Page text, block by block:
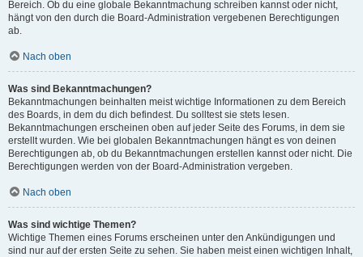
Bereich. Ob du eine globale Bekanntmachung schreiben kannst oder nicht,
hängt von den durch die Board-Administration vergebenen Berechtigungen
ab.
Nach oben
Was sind Bekanntmachungen?
Bekanntmachungen beinhalten meist wichtige Informationen zu dem Bereich
des Boards, in dem du dich befindest. Du solltest sie stets lesen.
Bekanntmachungen erscheinen oben auf jeder Seite des Forums, in dem sie
erstellt wurden. Wie bei globalen Bekanntmachungen hängt es von deinen
Berechtigungen ab, ob du Bekanntmachungen erstellen kannst oder nicht. Die
Berechtigungen werden von der Board-Administration vergeben.
Nach oben
Was sind wichtige Themen?
Wichtige Themen eines Forums erscheinen unter den Ankündigungen und
sind nur auf der ersten Seite zu sehen. Sie haben meist einen wichtigen Inhalt,